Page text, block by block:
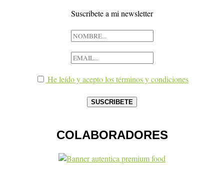
Suscribete a mi newsletter
He leído y acepto los términos y condiciones
COLABORADORES